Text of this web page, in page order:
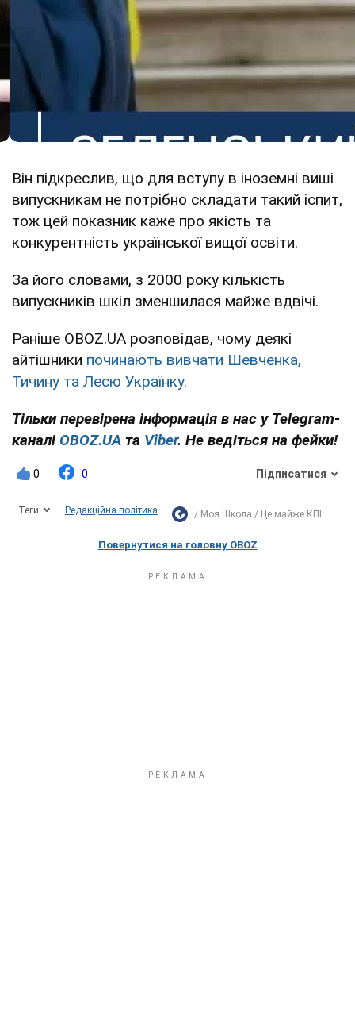
Він підкреслив, що для вступу в іноземні виші
випускникам не потрібно складати такий іспит,
тож цей показник каже про якість та
конкурентність української вищої освіти.
За його словами, з 2000 року кількість
випускників шкіл зменшилася майже вдвічі.
Раніше OBOZ.UA розповідав, чому деякі
айтішники починають вивчати Шевченка,
Тичину та Лесю Українку.
Тільки перевірена інформація в нас у Telegram-
каналі OBOZ.UA та Viber. Не ведіться на фейки!
0 0 Підписатися
Теги Редакційна політика Моя Школа Це майже КПІ....
Повернутися на головну OBOZ